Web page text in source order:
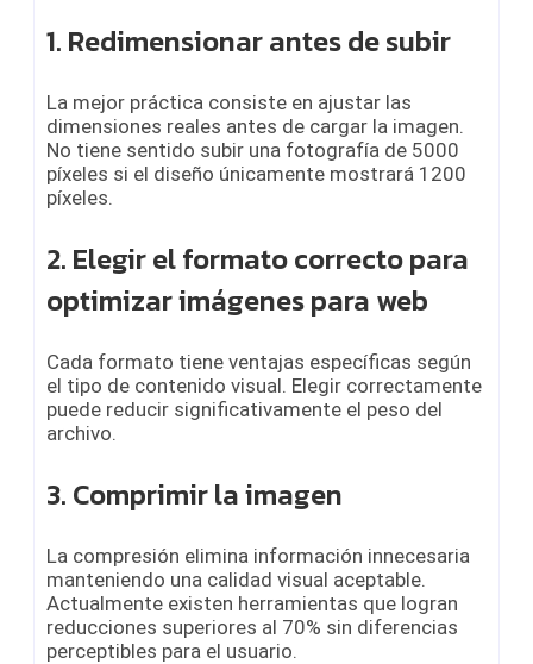
1. Redimensionar antes de subir
La mejor práctica consiste en ajustar las
dimensiones reales antes de cargar la imagen.
No tiene sentido subir una fotografía de 5000
píxeles si el diseño únicamente mostrará 1200
píxeles.
2. Elegir el formato correcto para
optimizar imágenes para web
Cada formato tiene ventajas específicas según
el tipo de contenido visual. Elegir correctamente
puede reducir significativamente el peso del
archivo.
3. Comprimir la imagen
La compresión elimina información innecesaria
manteniendo una calidad visual aceptable.
Actualmente existen herramientas que logran
reducciones superiores al 70% sin diferencias
perceptibles para el usuario.